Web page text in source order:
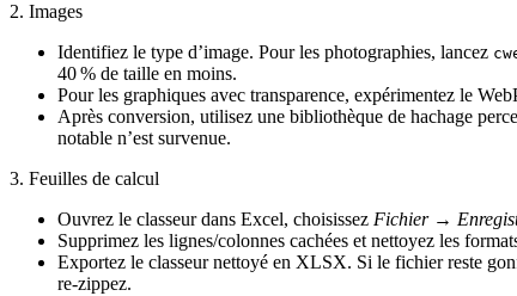
2. Images
Identifiez le type d’image. Pour les photographies, lancez
40 % de taille en moins.
Pour les graphiques avec transparence, expérimentez le
Après conversion, utilisez une bibliothèque de hachage
notable n’est survenue.
3. Feuilles de calcul
Ouvrez le classeur dans Excel, choisissez Fichier →
Supprimez les lignes/colonnes cachées et nettoyez les
Exportez le classeur nettoyé en XLSX. Si le fichier reste
re‑zippez.